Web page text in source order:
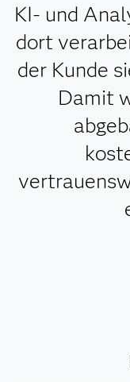
KI- und
dort
der Kunde
Damit